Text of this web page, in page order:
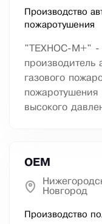
Производство
пожаротушения
"ТЕХНОС-М+" -
производитель
газового
пожаротушения
высокого
ОЕМ
Новгород
Производство